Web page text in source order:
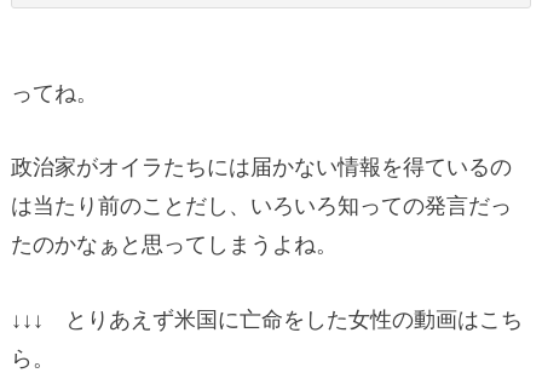
ってね。
政治家がオイラたちには届かない情報を得ているの
は当たり前のことだし、いろいろ知っての発言だっ
たのかなぁと思ってしまうよね。
↓↓↓ とりあえず米国に亡命をした女性の動画はこち
ら。